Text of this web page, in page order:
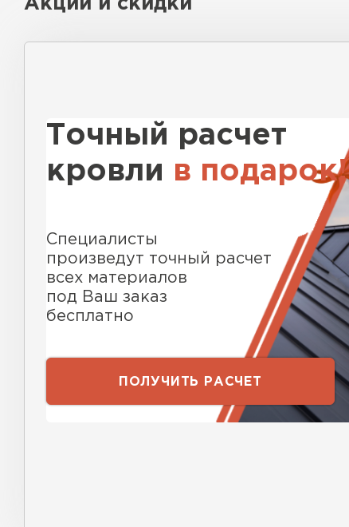
Акции и скидки
Точный расчет
кровли в подарок!
Специалисты
произведут точный расчет
всех материалов
под Ваш заказ
бесплатно
ПОЛУЧИТЬ РАСЧЕТ